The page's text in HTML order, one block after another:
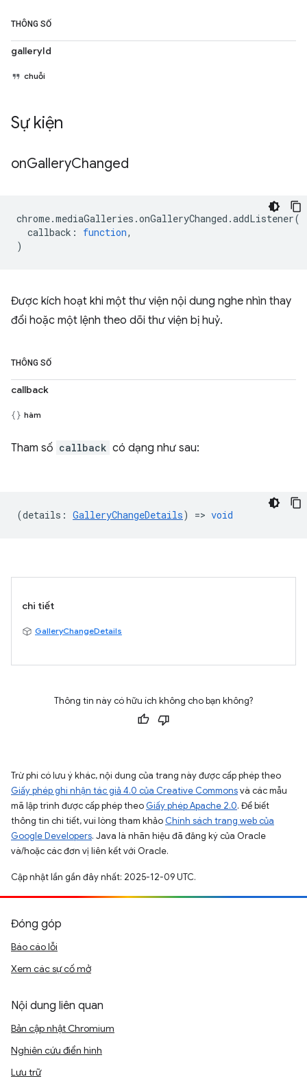
THÔNG SỐ
galleryId
chuỗi
Sự kiện
onGalleryChanged
chrome.mediaGalleries .onGalleryChanged .addListener(
callback : function,
)
Được kích hoạt khi một thư viện nội dung nghe nhìn thay
đổi hoặc một lệnh theo dõi thư viện bị huỷ.
THÔNG SỐ
callback
hàm
Tham số callback có dạng như sau:
(details : GalleryChangeDetails) => void
chi tiết
GalleryChangeDetails
Thông tin này có hữu ích không cho bạn không?
Trừ phi có lưu ý khác, nội dung của trang này được cấp phép theo
Giấy phép ghi nhận tác giả 4.0 của Creative Commonsvà các mẫu
mã lập trình được cấp phép theo Giấy phép Apache 2.0. Để biết
thông tin chi tiết, vui lòng tham khảo Chính sách trang web của
Google Developers. Java là nhãn hiệu đã đăng ký của Oracle
và/hoặc các đơn vị liên kết với Oracle.
Cập nhật lần gần đây nhất: 2025-12-09 UTC.
Đóng góp
Báo cáo lỗi
Xem các sự cố mở
Nội dung liên quan
Bản cập nhật Chromium
Nghiên cứu điển hình
Lưu trữ